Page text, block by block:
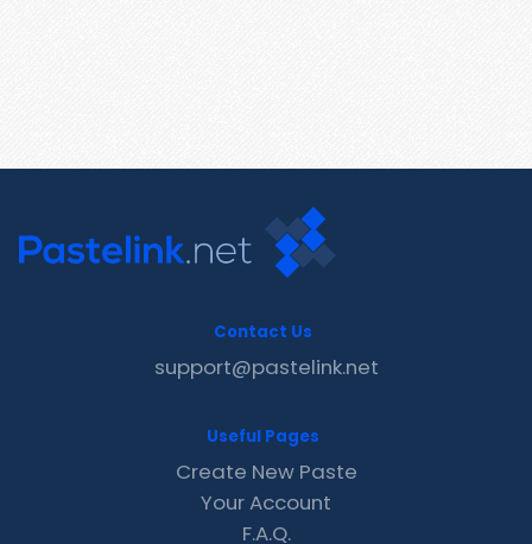
Contact Us
support@pastelink.net
Useful Pages
Create New Paste
Your Account
F.A.Q.